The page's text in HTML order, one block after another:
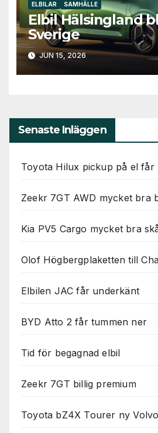
ELBILAR SAMHÄLLE
Elbil Hälsingland
Sverige
JUN 15, 2026
Senaste Inläggen
Toyota Hilux pickup på el får
Zeekr 7GT AWD mycket bra
Kia PV5 Cargo mycket bra
Olof Högbergplaketten till
Elbilen JAC får underkänt
BYD Atto 2 får tummen ner
Tid för begagnad elbil
Zeekr 7GT billig premium
Toyota bZ4X Tourer ny